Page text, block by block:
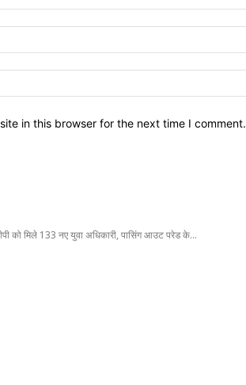
in this browser for the next time I comment.